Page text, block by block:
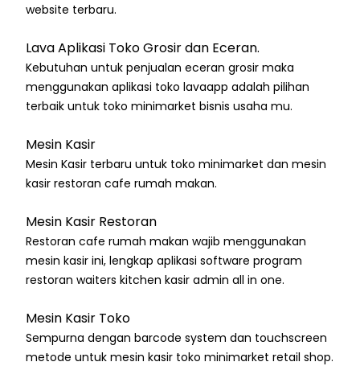
website terbaru.
Lava Aplikasi Toko Grosir dan Eceran.
Kebutuhan untuk penjualan eceran grosir maka
menggunakan aplikasi toko lavaapp adalah pilihan
terbaik untuk toko minimarket bisnis usaha mu.
Mesin Kasir
Mesin Kasir terbaru untuk toko minimarket dan mesin
kasir restoran cafe rumah makan.
Mesin Kasir Restoran
Restoran cafe rumah makan wajib menggunakan
mesin kasir ini, lengkap aplikasi software program
restoran waiters kitchen kasir admin all in one.
Mesin Kasir Toko
Sempurna dengan barcode system dan touchscreen
metode untuk mesin kasir toko minimarket retail shop.